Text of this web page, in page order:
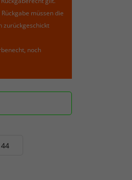
müssen die
zurückgeschickt
noch
44